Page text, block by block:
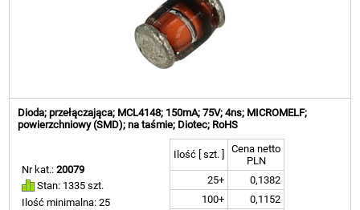
Dioda; przełączająca; MCL4148; 150mA; 75V; 4ns; MICROMELF;
powierzchniowy (SMD); na taśmie; Diotec; RoHS
Nr kat.:20079
Stan: 1335 szt.
Ilość minimalna: 25
Ilość [ szt. ]
Cena netto
PLN
25+
0,1382
100+
0,1152